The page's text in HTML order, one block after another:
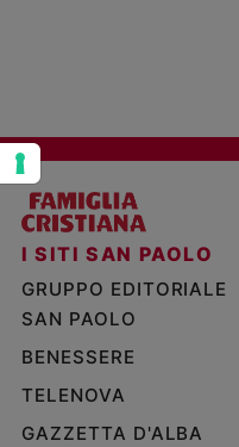
Contatti
Pubblicità
Redazione
Social
I SITI SAN PAOLO
GRUPPO EDITORIALE
SAN PAOLO
BENESSERE
TELENOVA
GAZZETTA D'ALBA